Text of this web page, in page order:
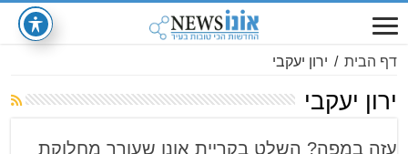
דף הבית / ירון יעקבי
ירון יעקבי
עזה במפה? השלט בקריית אונו שעורר מחלוקת